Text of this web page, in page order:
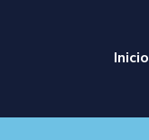
Inicio